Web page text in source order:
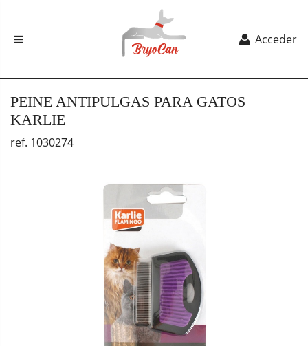
Acceder
PEINE ANTIPULGAS PARA GATOS
KARLIE
ref. 1030274